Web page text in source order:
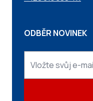
ODBĚR NOVINEK